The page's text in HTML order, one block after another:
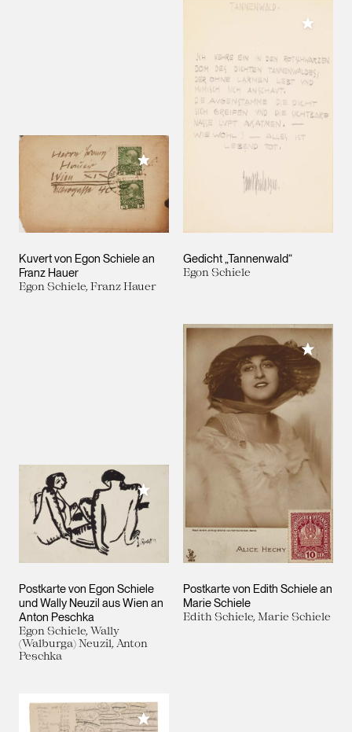
Kuvert von Egon Schiele an
Franz Hauer
Egon Schiele, Franz Hauer
Meiner Sammlung hinzufügen
Gedicht „Tannenwald“
Egon Schiele
Meiner
Postkarte von Egon Schiele
und Wally Neuzil aus Wien an
Anton Peschka
Egon Schiele, Wally
(Walburga) Neuzil, Anton
Peschka
Meiner Sammlung hinzufügen
Postkarte von Edith Schiele an
Marie Schiele
Edith Schiele, Marie Schiele
Meiner
Meiner Sammlung hinzufügen